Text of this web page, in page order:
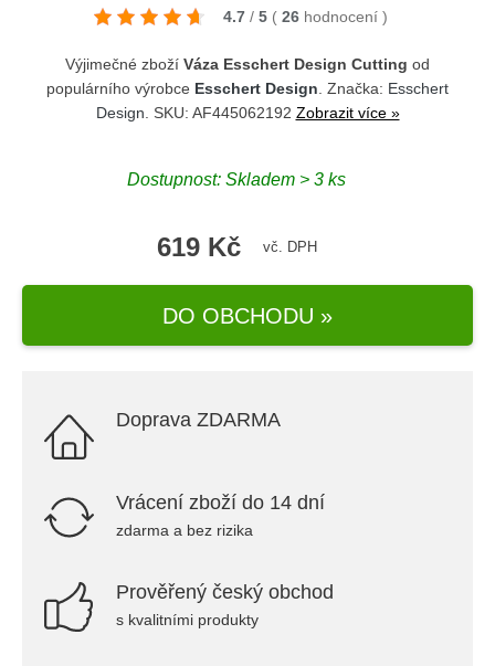
4.7 / 5 ( 26 hodnocení )
Výjimečné zboží Váza Esschert Design Cutting od
populárního výrobce Esschert Design . Značka: Esschert
Design . SKU: AF445062192 Zobrazit více »
Dostupnost: Skladem > 3 ks
619 Kč vč. DPH
DO OBCHODU »
Doprava ZDARMA
Vrácení zboží do 14 dní
zdarma a bez rizika
Prověřený český obchod
s kvalitními produkty